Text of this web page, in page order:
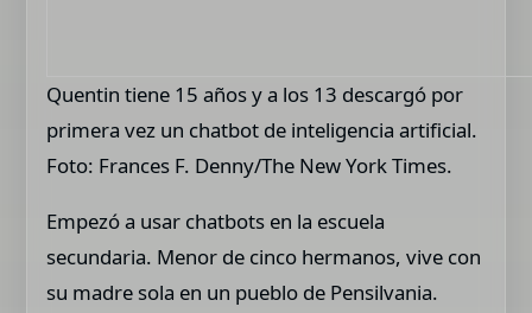
Quentin tiene 15 años y a los 13 descargó por
primera vez un chatbot de inteligencia artificial.
Foto: Frances F. Denny/The New York Times.
Empezó a usar chatbots en la escuela
secundaria. Menor de cinco hermanos, vive con
su madre sola en un pueblo de Pensilvania.